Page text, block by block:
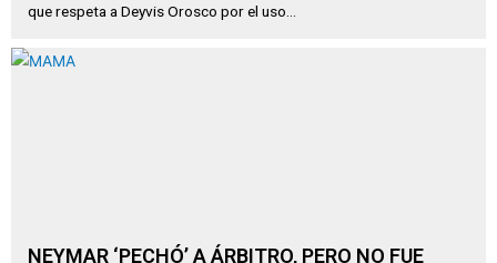
que respeta a Deyvis Orosco por el uso...
NEYMAR ‘PECHÓ’ A ÁRBITRO, PERO NO FUE